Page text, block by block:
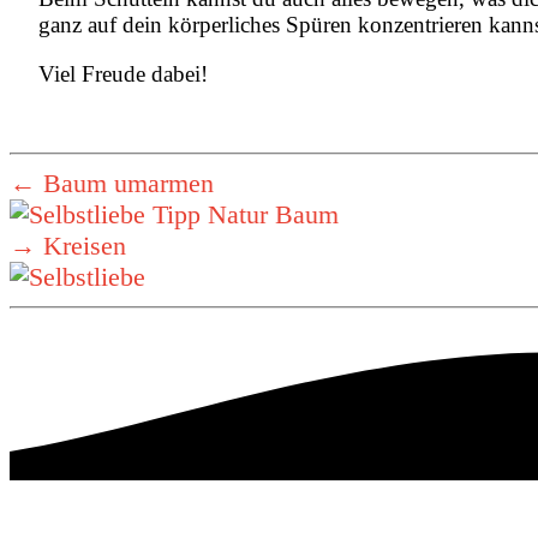
ganz auf dein körperliches Spüren konzentrieren
Viel Freude dabei!⁠
← Baum umarmen
→ Kreisen